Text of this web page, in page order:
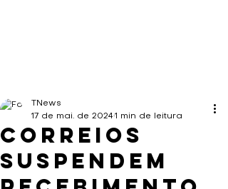
Correios
suspendem
TNews
17 de mai. de 2024 1 min de leitura